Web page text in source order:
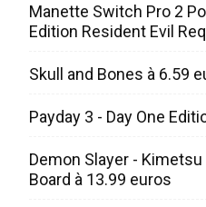
Manette Switch Pro 2
Edition Resident Evil
Skull and Bones à 6.59
Payday 3 - Day One
Demon Slayer -
Board à 13.99 euros